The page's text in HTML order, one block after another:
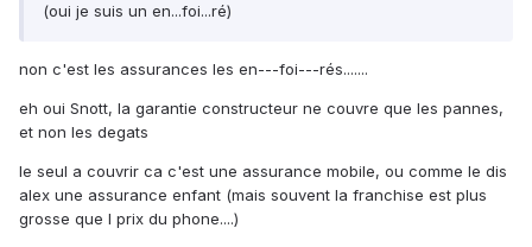
(oui je suis un en...foi...ré)
non c'est les assurances les en---foi---rés.......
eh oui Snott, la garantie constructeur ne couvre que les pannes,
et non les degats
le seul a couvrir ca c'est une assurance mobile, ou comme le dis
alex une assurance enfant (mais souvent la franchise est plus
grosse que l prix du phone....)